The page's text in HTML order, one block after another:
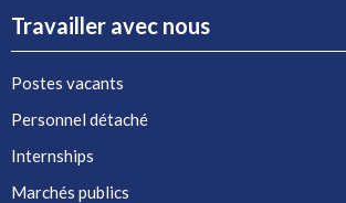
Travailler avec nous
Postes vacants
Personnel détaché
Internships
Marchés publics